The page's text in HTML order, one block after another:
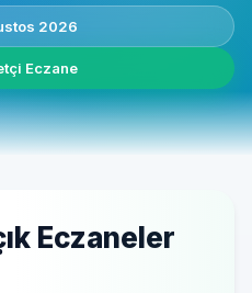
2026
Eczane
Eczaneler